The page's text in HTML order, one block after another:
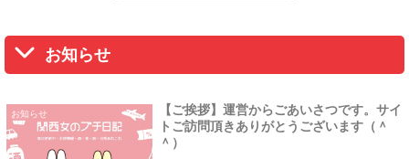
お知らせ
お知らせ
【ご挨拶】運営からごあいさつです。サイ
トご訪問頂きありがとうございます（＾
＾）